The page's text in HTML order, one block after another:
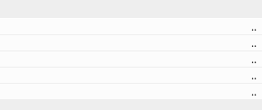
..
..
..
..
..